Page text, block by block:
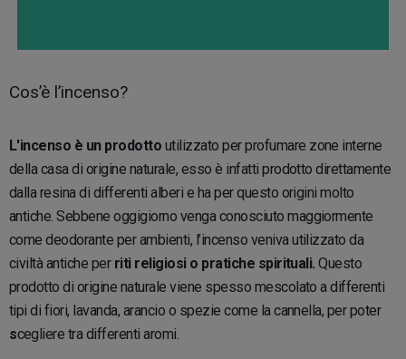
Cos’è l’incenso?
L'incenso è un prodotto utilizzato per profumare zone interne
della casa di origine naturale, esso è infatti prodotto direttamente
dalla resina di differenti alberi e ha per questo origini molto
antiche. Sebbene oggigiorno venga conosciuto maggiormente
come deodorante per ambienti, l’incenso veniva utilizzato da
civiltà antiche per riti religiosi o pratiche spirituali.Questo
prodotto di origine naturale viene spesso mescolato a differenti
tipi di fiori, lavanda, arancio o spezie come la cannella, per poter
scegliere tra differenti aromi.